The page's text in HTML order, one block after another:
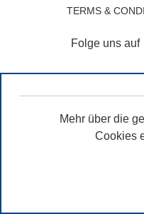
TERMS &
Folge uns auf
Mehr über die
Cookies